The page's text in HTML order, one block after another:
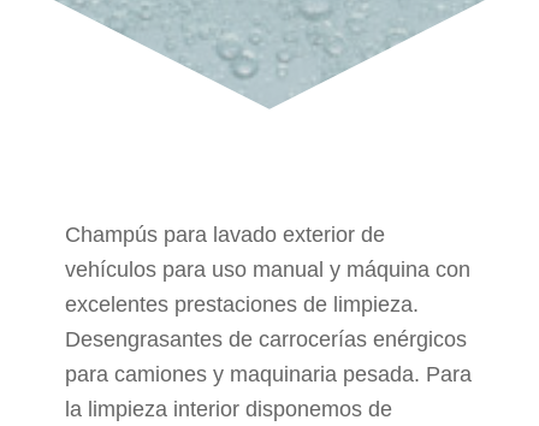
Champús para lavado exterior de
vehículos para uso manual y máquina con
excelentes prestaciones de limpieza.
Desengrasantes de carrocerías enérgicos
para camiones y maquinaria pesada. Para
la limpieza interior disponemos de